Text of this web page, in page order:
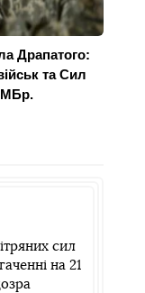
Драпатого:
та Сил
сил
на 21